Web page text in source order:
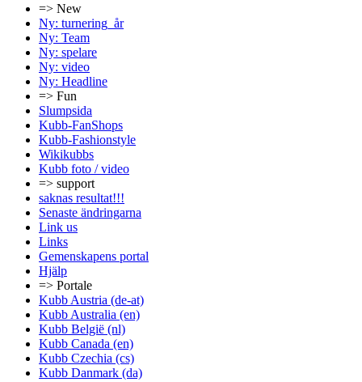
=> New
Ny: turnering_år
Ny: Team
Ny: spelare
Ny: video
Ny: Headline
=> Fun
Slumpsida
Kubb-FanShops
Kubb-Fashionstyle
Wikikubbs
Kubb foto / video
=> support
saknas resultat!!!
Senaste ändringarna
Link us
Links
Gemenskapens portal
Hjälp
=> Portale
Kubb Austria (de-at)
Kubb Australia (en)
Kubb België (nl)
Kubb Canada (en)
Kubb Czechia (cs)
Kubb Danmark (da)